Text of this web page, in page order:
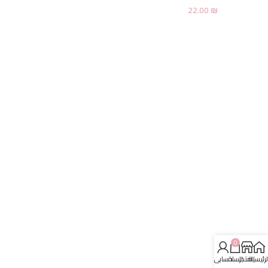
22.00₪
المتجر
0
السلةحسابي